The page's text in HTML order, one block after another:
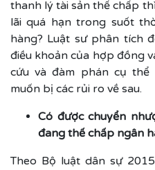
thanh lý tài sản thế chấp
lãi quá hạn trong suốt
hàng? Luật sư phân tích
điều khoản của hợp đồng
cứu và đàm phán cụ
muốn bị các rủi ro về sau.
Có được chuyển
đang thế chấp ngân
Theo Bộ luật dân sự